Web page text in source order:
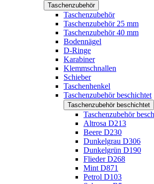
Taschenzubehör
Taschenzubehör
Taschenzubehör 25 mm
Taschenzubehör 40 mm
Bodennägel
D-Ringe
Karabiner
Klemmschnallen
Schieber
Taschenhenkel
Taschenzubehör beschichtet
Taschenzubehör beschichtet
Taschenzubehör
Altrosa D213
Beere D230
Dunkelgrau D306
Dunkelgrün D190
Flieder D268
Mint D871
Petrol D103